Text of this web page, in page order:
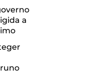
a